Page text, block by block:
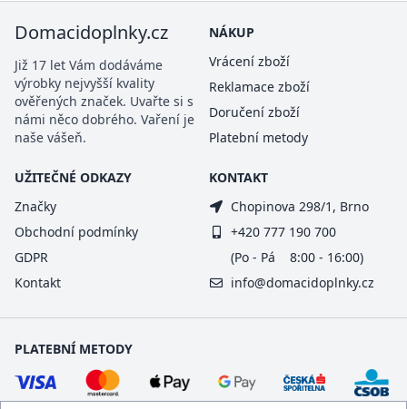
Domacidoplnky.cz
Již 17 let Vám dodáváme
výrobky nejvyšší kvality
ověřených značek. Uvařte si s
námi něco dobrého. Vaření je
naše vášeň.
NÁKUP
Vrácení zboží
Reklamace zboží
Doručení zboží
Platební metody
UŽITEČNÉ ODKAZY
Značky
Obchodní podmínky
GDPR
Kontakt
KONTAKT
Chopinova 298/1, Brno
+420 777 190 700
(Po - Pá 8:00 - 16:00)
info@domacidoplnky.cz
PLATEBNÍ METODY